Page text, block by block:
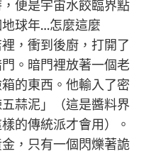
便是宇宙水餃臨界點
球年…怎麼這麼
，衝到後廚，打開了
。暗門裡放著一個老
的東西。他輸入了密
蒜泥」（這是醬料界
的傳統派才會用）。
，只有一個閃爍著詭